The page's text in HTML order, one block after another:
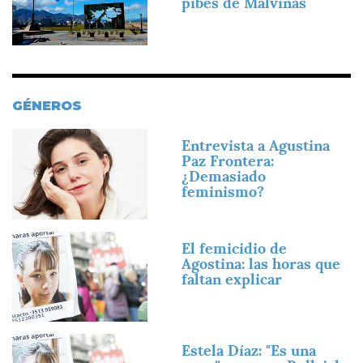
GÉNEROS
Imagen
Entrevista a Agustina
Paz Frontera:
¿Demasiado
feminismo?
Imagen
El femicidio de
Agostina: las horas que
faltan explicar
Imagen
Estela Díaz: "Es una